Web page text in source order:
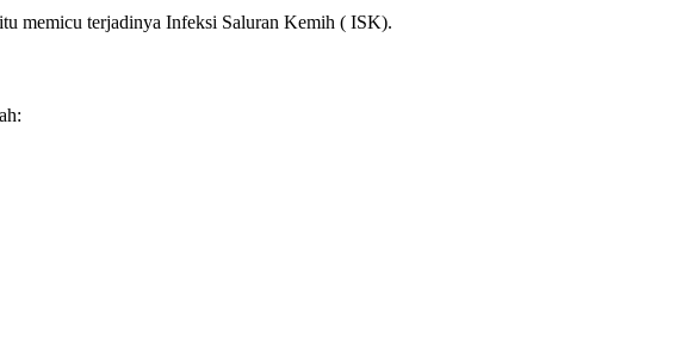
memicu terjadinya Infeksi Saluran Kemih ( ISK).